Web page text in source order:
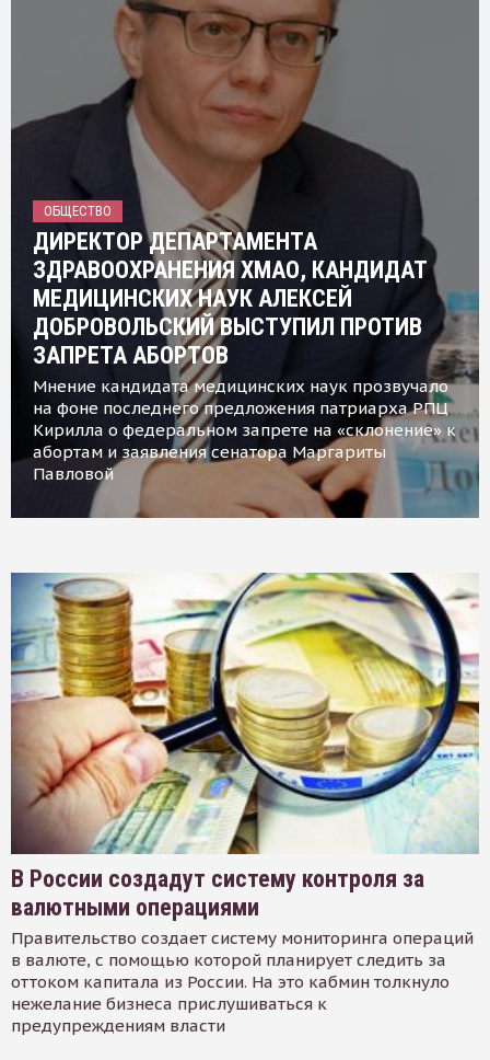
ОБЩЕСТВО
ДИРЕКТОР ДЕПАРТАМЕНТА
ЗДРАВООХРАНЕНИЯ ХМАО, КАНДИДАТ
МЕДИЦИНСКИХ НАУК АЛЕКСЕЙ
ДОБРОВОЛЬСКИЙ ВЫСТУПИЛ ПРОТИВ
ЗАПРЕТА АБОРТОВ
Мнение кандидата медицинских наук прозвучало
на фоне последнего предложения патриарха РПЦ
Кирилла о федеральном запрете на «склонение» к
абортам и заявления сенатора Маргариты
Павловой
В России создадут систему контроля за
валютными операциями
Правительство создает систему мониторинга операций
в валюте, с помощью которой планирует следить за
оттоком капитала из России. На это кабмин толкнуло
нежелание бизнеса прислушиваться к
предупреждениям власти